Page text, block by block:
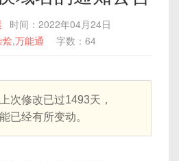
时间：2022年04月24日
烩,万能通 字数：64
次修改已过1493天，
已经有所变动。